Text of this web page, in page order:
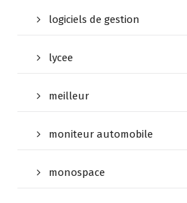
logiciels de gestion
lycee
meilleur
moniteur automobile
monospace